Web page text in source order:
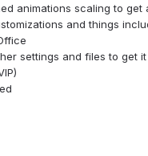
animations scaling to get
and things
settings and files to get